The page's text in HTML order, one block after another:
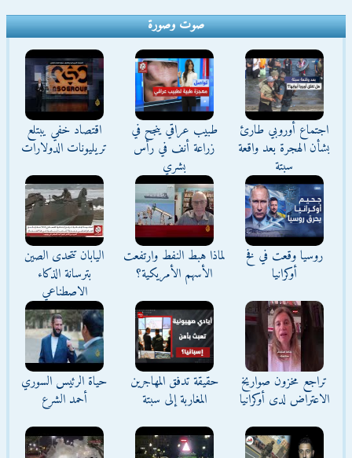
صوت وصورة
اجتماع أوروبي طارئ
بشأن الهجرة بعد واقعة
سبتة
طبيب عراقي ينجح في
زراعة أنف في رأس
بشري
اقتصاد خفي يبتلع
تريليونات الدولارات
روسيا وقعت في فخ
أوكرانيا
لماذا هبط النفط وارتفعت
الأسهم الأمريكية؟
اليابان تتحدى الصين
بترسانة الذكاء
الاصطناعي
تراجع مخزون صواريخ
الاعتراض لدى أوكرانيا
حقيقة تدفق المهاجرين
المغاربة إلى سبتة
حياة الرئيس السوري
أحمد الشرع